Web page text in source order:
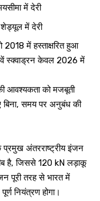
में देरी
में देरी
2018 में हस्ताक्षरित हुआ
स्क्वाड्रन केवल 2026 में
आवश्यकता को मजबूती
बिना, समय पर अनुबंध की
प्रमुख अंतरराष्ट्रीय इंजन
है, जिससे 120 kN लड़ाकू
पूरी तरह से भारत में
नियंत्रण होगा।